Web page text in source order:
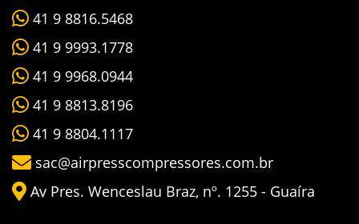
41 9 8816.5468
41 9 9993.1778
41 9 9968.0944
41 9 8813.8196
41 9 8804.1117
sac@airpresscompressores.com.br
Av Pres. Wenceslau Braz, nº. 1255 - Guaíra